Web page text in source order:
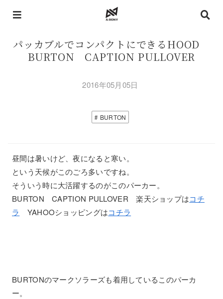
パッカブルでコンパクトにできるHOOD
BURTON CAPTION PULLOVER
2016年05月05日
BURTON
昼間は暑いけど、夜になると寒い。
という天候がこのごろ多いですね。
そういう時に大活躍するのがこのパーカー。
BURTON CAPTION PULLOVER 楽天ショップはコチ
ラ
YAHOOショッピングはコチラ
BURTONのマークソラーズも着用しているこのパーカ
ー。